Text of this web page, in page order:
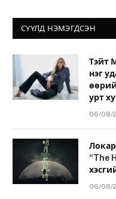
СҮҮЛД НЭМЭГДСЭН
Тэйт
нэг
урт
06/08/
“The
06/08/